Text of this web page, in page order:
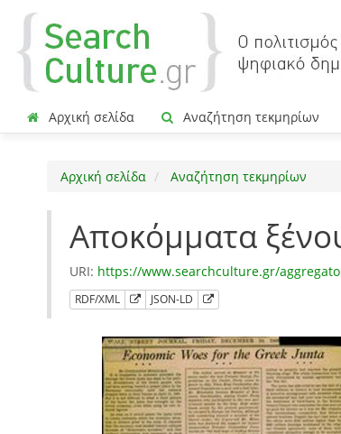
Αρχική σελίδα Αναζήτηση τεκμηρίων
Αρχική σελίδα Αναζήτηση τεκμηρίων
Αποκόμματα
URI: https://www.searchculture.gr/
RDF/XML JSON-LD